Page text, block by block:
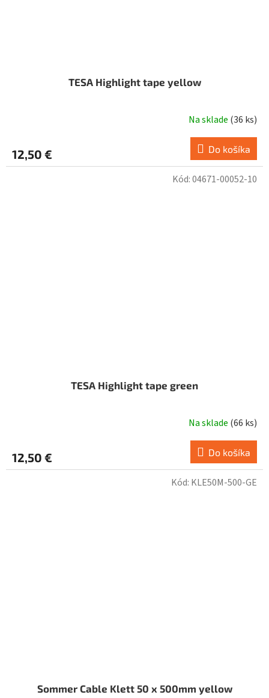
TESA Highlight tape yellow
Na sklade (36 ks)
12,50 € Do košíka
TESA Highlight tape green
Na sklade (66 ks)
12,50 € Do košíka
Kód:04671-00052-10
Sommer Cable Klett 50 x 500mm yellow
Kód: KLE50M-500-GE